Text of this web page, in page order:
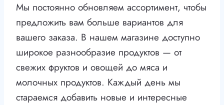
Мы постоянно обновляем ассортимент, чтобы
предложить вам больше вариантов для
вашего заказа. В нашем магазине доступно
широкое разнообразие продуктов — от
свежих фруктов и овощей до мяса и
молочных продуктов. Каждый день мы
стараемся добавить новые и интересные